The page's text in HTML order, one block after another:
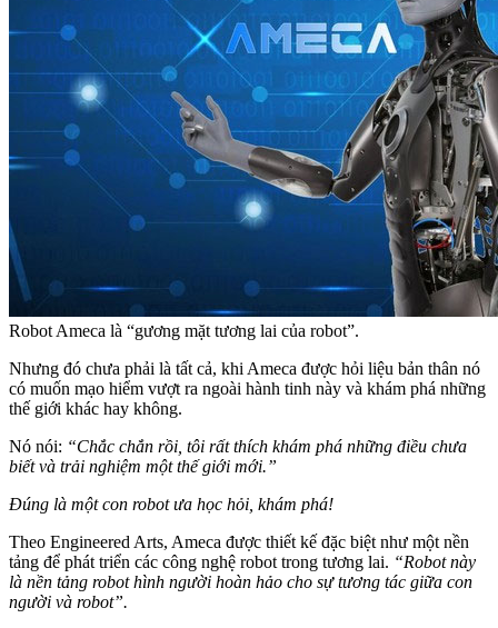
Robot Ameca là “gương mặt tương lai của robot”.
Nhưng đó chưa phải là tất cả, khi Ameca được hỏi liệu bản thân nó
có muốn mạo hiểm vượt ra ngoài hành tinh này và khám phá những
thế giới khác hay không.
Nó nói: “Chắc chắn rồi, tôi rất thích khám phá những điều chưa
biết và trải nghiệm một thế giới mới.”
Đúng là một con robot ưa học hỏi, khám phá!
Theo Engineered Arts, Ameca được thiết kế đặc biệt như một nền
tảng để phát triển các công nghệ robot trong tương lai. “Robot này
là nền tảng robot hình người hoàn hảo cho sự tương tác giữa con
người và robot”.